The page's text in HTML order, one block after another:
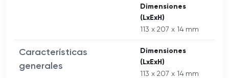
Dimensiones
(LxExH)
113 x 207 x 14 mm
Características
generales
Dimensiones
(LxExH)
113 x 207 x 14 mm